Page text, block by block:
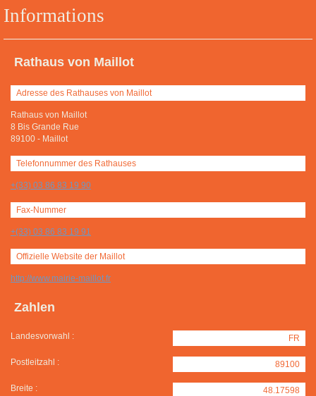
Informations
Rathaus von Maillot
Adresse des Rathauses von Maillot
Rathaus von Maillot
8 Bis Grande Rue
89100 - Maillot
Telefonnummer des Rathauses
+(33) 03 86 83 19 90
Fax-Nummer
+(33) 03 86 83 19 91
Offizielle Website der Maillot
http://www.mairie-maillot.fr
Zahlen
Landesvorwahl : FR
Postleitzahl : 89100
Breite : 48.17598